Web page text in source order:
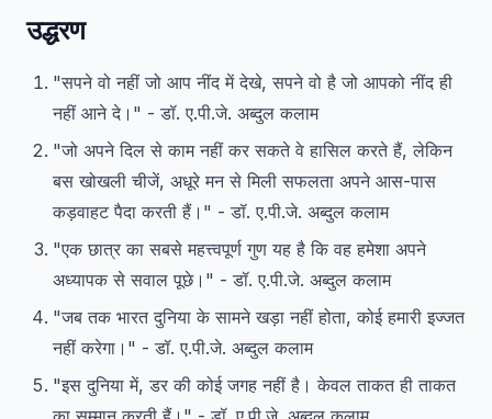
उद्धरण
"सपने वो नहीं जो आप नींद में देखे, सपने वो है जो आपको नींद ही
नहीं आने दे।" - डॉ. ए.पी.जे. अब्दुल कलाम
"जो अपने दिल से काम नहीं कर सकते वे हासिल करते हैं, लेकिन
बस खोखली चीजें, अधूरे मन से मिली सफलता अपने आस-पास
कड़वाहट पैदा करती हैं।" - डॉ. ए.पी.जे. अब्दुल कलाम
"एक छात्र का सबसे महत्त्वपूर्ण गुण यह है कि वह हमेशा अपने
अध्यापक से सवाल पूछे।" - डॉ. ए.पी.जे. अब्दुल कलाम
"जब तक भारत दुनिया के सामने खड़ा नहीं होता, कोई हमारी इज्जत
नहीं करेगा।" - डॉ. ए.पी.जे. अब्दुल कलाम
"इस दुनिया में, डर की कोई जगह नहीं है। केवल ताकत ही ताकत